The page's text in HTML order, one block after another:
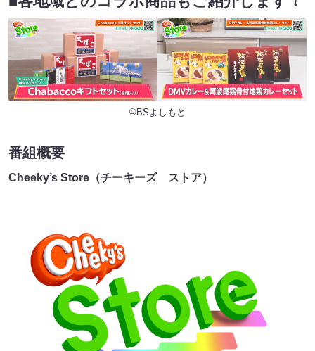
©BSよしもと
番組概要
Cheeky’s Store（チーキーズ ストア）